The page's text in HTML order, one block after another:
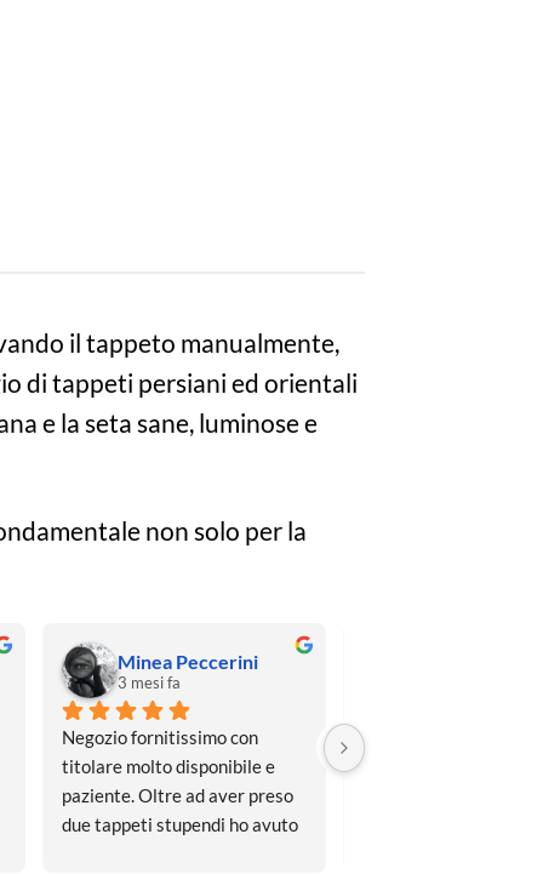
il tappeto manualmente,
di tappeti persiani ed orientali
e la seta sane, luminose e
non solo per la
Minea Peccerini
3 mesi fa
Negozio fornitissimo con
titolare molto disponibile e
paziente. Oltre ad aver preso
due tappeti stupendi ho avuto
Esperti professionisti,
eccellente, ricercata di